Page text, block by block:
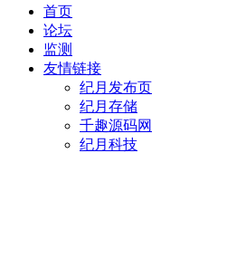
首页
论坛
监测
友情链接
纪月发布页
纪月存储
千趣源码网
纪月科技